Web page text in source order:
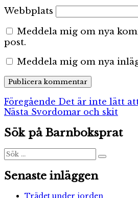
Webbplats
Meddela mig om nya
post.
Meddela mig om nya
Inläggsnavigering
Föregående Föregående
inlägg:
Det är inte lätt
Nästa Nästa
Svordomar och skit
Sök på Barnboksprat
Sök
efter:
Sök
Senaste inläggen
Trädet under jorden